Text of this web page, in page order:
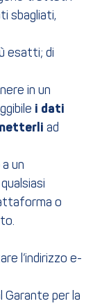
sbagliati,
esatti; di
in un
i dati
ad
a un
o
l’indirizzo e-
Garante per la